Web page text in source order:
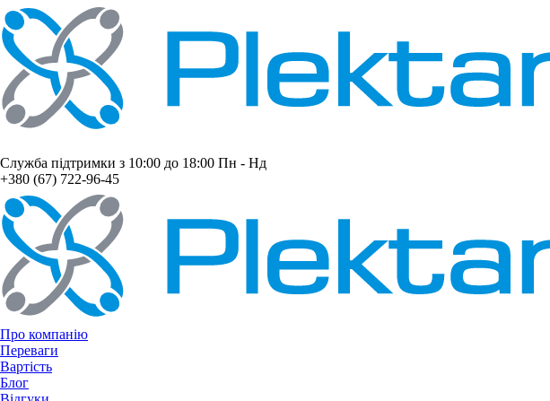
Служба підтримки з 10:00 до 18:00 Пн - Нд
+380 (67) 722-96-45
Про компанію
Переваги
Вартість
Блог